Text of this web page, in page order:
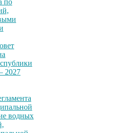
по
2027
водных